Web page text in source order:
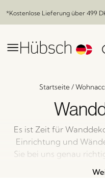
*Kostenlose Lieferung über 499
Startseite/
Es ist Zeit für
Einrichtung und
Sie bei uns genau
Möglichkeit, Ihren Stil